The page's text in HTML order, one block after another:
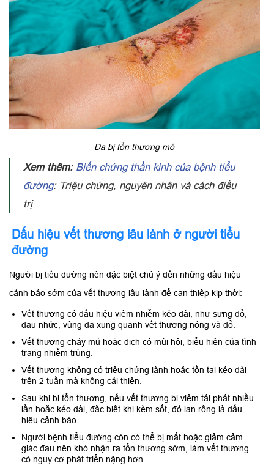
Da bị tổn thương mô
Xem thêm: Biến chứng thần kinh của bệnh tiểu
đường: Triệu chứng, nguyên nhân và cách điều
trị
Dấu hiệu vết thương lâu lành ở người tiểu
đường
Người bị tiểu đường nên đặc biệt chú ý đến những dấu hiệu
cảnh báo sớm của vết thương lâu lành để can thiệp kịp thời:
Vết thương có dấu hiệu viêm nhiễm kéo dài, như sưng đỏ,
đau nhức, vùng da xung quanh vết thương nóng và đỏ.
Vết thương chảy mủ hoặc dịch có mùi hôi, biểu hiện của tình
trạng nhiễm trùng.
Vết thương không có triệu chứng lành hoặc tồn tại kéo dài
trên 2 tuần mà không cải thiện.
Sau khi bị tổn thương, nếu vết thương bị viêm tái phát nhiều
lần hoặc kéo dài, đặc biệt khi kèm sốt, đỏ lan rộng là dấu
hiệu cảnh báo.
Người bệnh tiểu đường còn có thể bị mất hoặc giảm cảm
giác đau nên khó nhận ra tổn thương sớm, làm vết thương
có nguy cơ phát triển nặng hơn.